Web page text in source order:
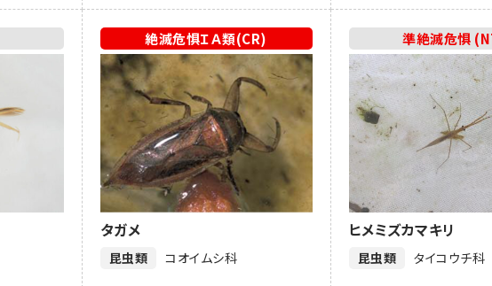
昆虫類
タガメ
コオイムシ科
絶滅危惧ＩＡ類(CR)
昆虫類
ヒメミズカマキリ
タイコウチ科
準絶滅危惧